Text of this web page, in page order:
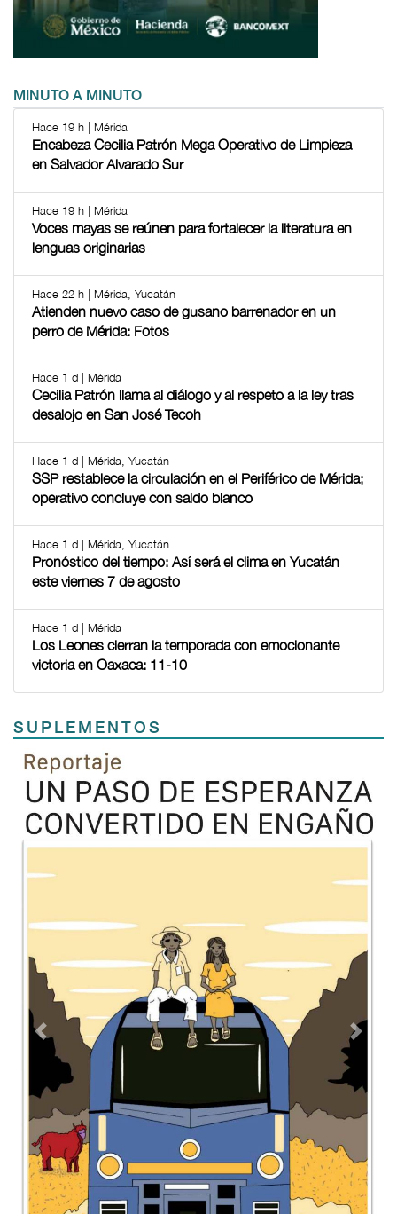
MINUTO A MINUTO
Hace 19 h | Mérida
Encabeza Cecilia Patrón Mega Operativo de Limpieza
en Salvador Alvarado Sur
Hace 19 h | Mérida
Voces mayas se reúnen para fortalecer la literatura en
lenguas originarias
Hace 22 h | Mérida, Yucatán
Atienden nuevo caso de gusano barrenador en un
perro de Mérida: Fotos
Hace 1 d | Mérida
Cecilia Patrón llama al diálogo y al respeto a la ley tras
desalojo en San José Tecoh
Hace 1 d | Mérida, Yucatán
SSP restablece la circulación en el Periférico de Mérida;
operativo concluye con saldo blanco
Hace 1 d | Mérida, Yucatán
Pronóstico del tiempo: Así será el clima en Yucatán
este viernes 7 de agosto
Hace 1 d | Mérida
Los Leones cierran la temporada con emocionante
victoria en Oaxaca: 11-10
SUPLEMENTOS
Previous
TODOS LOS SUPLEMENTOS
Contacto Directorio Aviso de privacidad
Copyright ©2026 Todos los derechos reservados | La Jornada
Maya